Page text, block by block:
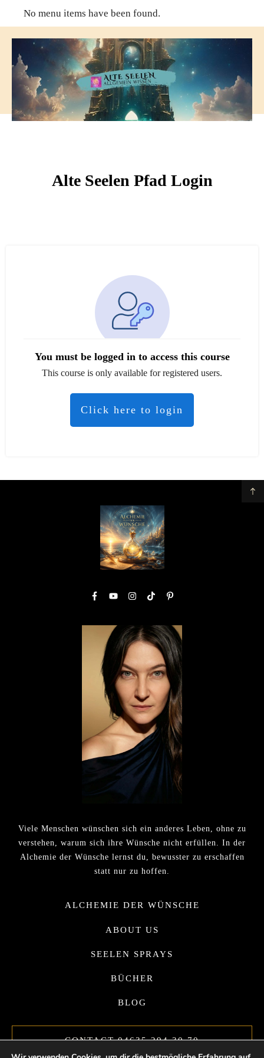
No menu items have been found.
Alte Seelen Pfad Login
You must be logged in to access this course
This course is only available for registered users.
Click here to login
Viele Menschen wünschen sich ein anderes Leben, ohne zu
verstehen, warum sich ihre Wünsche nicht erfüllen. In der
Alchemie der Wünsche lernst du, bewusster zu erschaffen
statt nur zu hoffen.
ALCHEMIE DER WÜNSCHE
ABOUT US
SEELEN SPRAYS
BÜCHER
BLOG
CONTACT 04635 294 30 70